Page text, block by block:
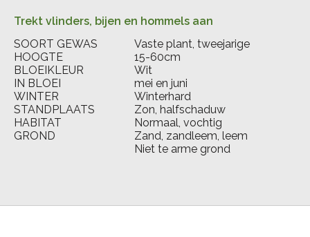
Trekt vlinders, bijen en hommels aan
SOORT GEWAS
Vaste plant, tweejarige
HOOGTE
15-60cm
BLOEIKLEUR
Wit
IN BLOEI
mei en juni
WINTER
Winterhard
STANDPLAATS
Zon, halfschaduw
HABITAT
Normaal, vochtig
GROND
Zand, zandleem, leem
Niet te arme grond